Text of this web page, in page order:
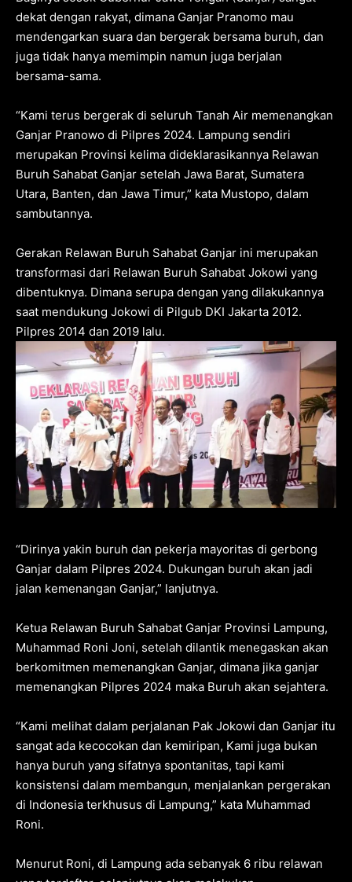
dekat dengan rakyat, dimana Ganjar Pranomo mau
mendengarkan suara dan bergerak bersama buruh, dan
juga tidak hanya memimpin namun juga berjalan
bersama-sama.
“Kami terus bergerak di seluruh Tanah Air memenangkan
Ganjar Pranowo di Pilpres 2024. Lampung sendiri
merupakan Provinsi kelima dideklarasikannya Relawan
Buruh Sahabat Ganjar setelah Jawa Barat, Sumatera
Utara, Banten, dan Jawa Timur,” kata Mustopo, dalam
sambutannya.
Gerakan Relawan Buruh Sahabat Ganjar ini merupakan
transformasi dari Relawan Buruh Sahabat Jokowi yang
dibentuknya. Dimana serupa dengan yang dilakukannya
saat mendukung Jokowi di Pilgub DKI Jakarta 2012.
Pilpres 2014 dan 2019 lalu.
“Dirinya yakin buruh dan pekerja mayoritas di gerbong
Ganjar dalam Pilpres 2024. Dukungan buruh akan jadi
jalan kemenangan Ganjar,” lanjutnya.
Ketua Relawan Buruh Sahabat Ganjar Provinsi Lampung,
Muhammad Roni Joni, setelah dilantik menegaskan akan
berkomitmen memenangkan Ganjar, dimana jika ganjar
memenangkan Pilpres 2024 maka Buruh akan sejahtera.
“Kami melihat dalam perjalanan Pak Jokowi dan Ganjar itu
sangat ada kecocokan dan kemiripan, Kami juga bukan
hanya buruh yang sifatnya spontanitas, tapi kami
konsistensi dalam membangun, menjalankan pergerakan
di Indonesia terkhusus di Lampung,” kata Muhammad
Roni.
Menurut Roni, di Lampung ada sebanyak 6 ribu relawan